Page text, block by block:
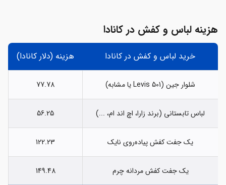
هزینه لباس و کفش در کانادا
خرید لباس و کفش در کانادا هزینه (دلار کانادا)
شلوار جین (Levis 501 یا مشابه) 77.78
لباس تابستانی (برند زارا، اچ اند ام، ...) 56.25
یک جفت کفش پیاده‌روی نایک 122.23
یک جفت کفش مردانه چرم 149.48